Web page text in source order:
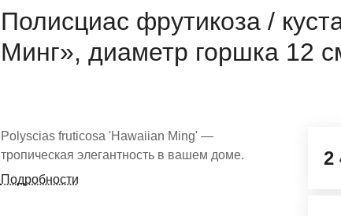
Полисциас фрутикоза /
Минг», диаметр горшка 12
Polyscias fruticosa 'Hawaiian Ming' —
тропическая элегантность в вашем доме.
Подробности
2